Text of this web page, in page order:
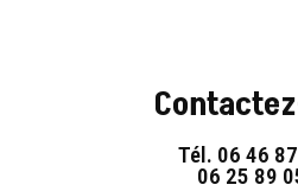
Tél. 06 46
06 25 89